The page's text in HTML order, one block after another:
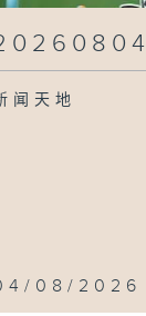
闻天地
08/2026